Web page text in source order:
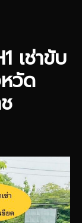
เช่าขับ
วัด